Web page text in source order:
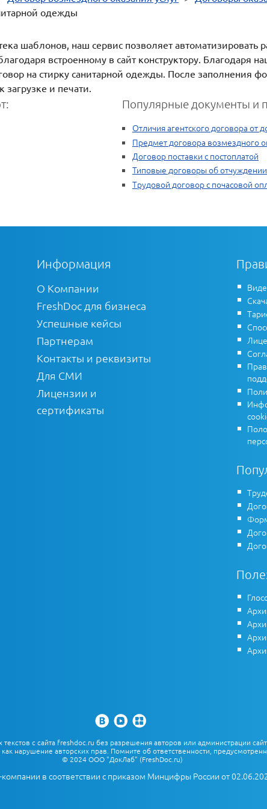
одежды
шаблонов, наш сервис позволяет
встроенному в сайт конструктору. Благодаря
на стирку санитарной одежды. После заполнения
загрузке и печати.
Популярные документы и
Отличия агентского договора от
Предмет договора возмездного
Договор поставки с постоплатой
Типовые договоры об
Трудовой договор с почасовой
Информация
О Компании
FreshDoc для бизнеса
Успешные кейсы
Партнерам
Контакты и реквизиты
Для СМИ
Лицензии и
сертификаты
с сайта freshdoc.ru без разрешения авторов или администрации
как нарушение авторских прав. Помните об ответственности,
© 2024 ООО "ДокЛаб" (FreshDoc.ru)
в соответствии с приказом Минцифры России от